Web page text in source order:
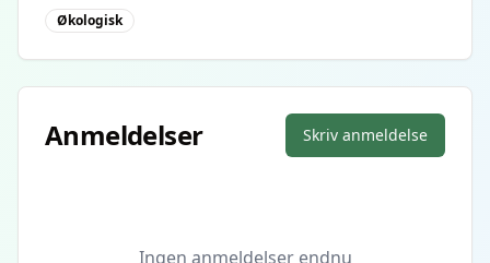
Økologisk
Anmeldelser Skriv anmeldelse
Ingen anmeldelser endnu